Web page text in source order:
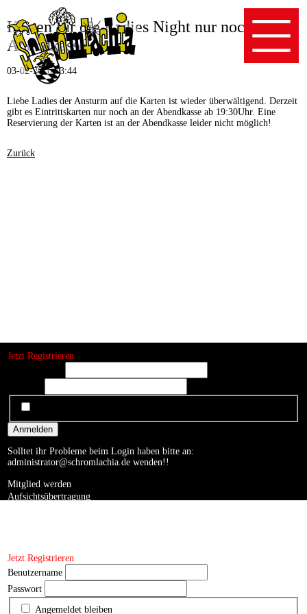
Karten für die Ladies Night nur noch an der
Abendkasse
03-02-2016 13:44
Liebe Ladies der Ansturm auf die Karten ist wieder überwältigend. Derzeit
gibt es Eintrittskarten nur noch an der Abendkasse ab 19:30Uhr. Eine
Reservierung der Karten ist an der Abendkasse leider nicht möglich!
Zurück
Jetzt Registrieren
Anmelden
Solltet ihr Probleme beim Login haben bitte an:
administrator@schromlachia.dewenden!!
Mitglied werden
Aufsichtsübertragung
Jetzt Registrieren
Benutzername
Passwort
Angemeldet bleiben